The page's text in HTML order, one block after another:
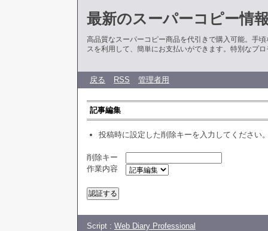
最新のスーパーコピー情
高品質なスーパーコピー商品を代引きで購入可能。手
スを利用して、簡単にお支払いができます。特別なプ
戻る RSS 管理者用
記事編集
投稿時に設定した削除キーを入力してください
削除キー
作業内容
Script : Web Diary Professional